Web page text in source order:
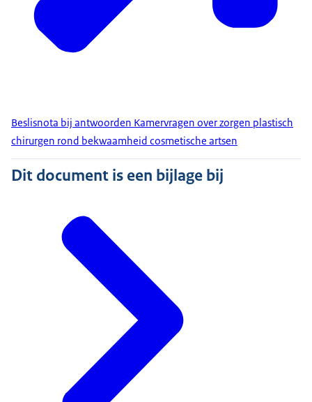
Beslisnota bij antwoorden Kamervragen over zorgen plastisch
chirurgen rond bekwaamheid cosmetische artsen
Dit document is een bijlage bij